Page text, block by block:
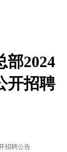
部2024
开招聘
招聘公告